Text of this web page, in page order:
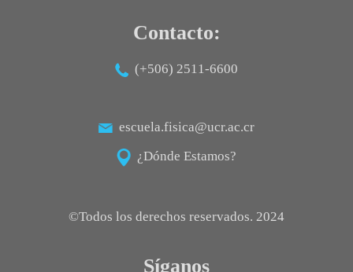
Contacto:
(+506) 2511-6600
escuela.fisica@ucr.ac.cr
¿Dónde Estamos?
©Todos los derechos reservados. 2024
Síganos